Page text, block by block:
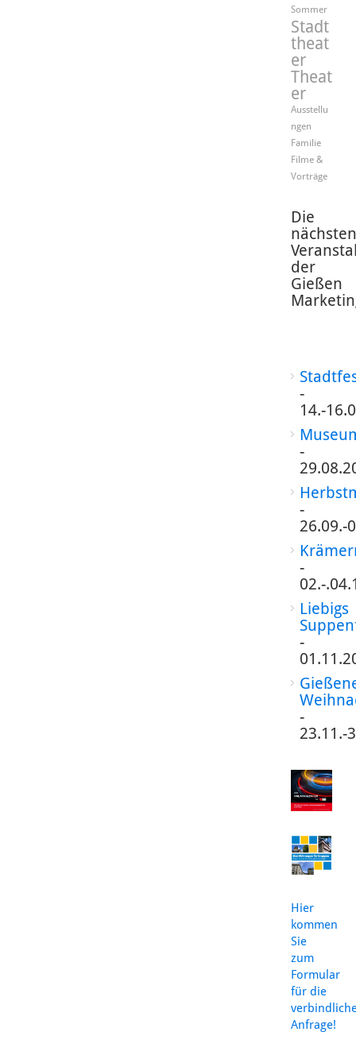
Sommer
Stadt
theat
er
Theat
er
Ausstellu
ngen
Familie
Filme &
Vorträge
Die
nächsten
der
Gießen
-
14.-
-
-
26.09.-
-
02.-
Liebigs
-
-
23.11.-
Hier
kommen
Sie
zum
Formular
für die
Anfrage!